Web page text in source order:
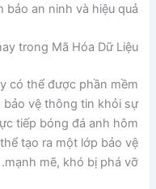
an ninh và hiệu quả.
trong Mã Hóa Dữ Liệu
có thể được phần mềm
bảo vệ thông tin khỏi sự
tiếp bóng đá anh hôm
tạo ra một lớp bảo vệ
mạnh mẽ, khó bị phá vỡ.